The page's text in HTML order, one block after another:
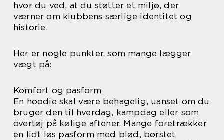
hvor du ved, at du støtter et miljø, der
værner om klubbens særlige identitet og
historie.
Her er nogle punkter, som mange lægger
vægt på:
Komfort og pasform
En hoodie skal være behagelig, uanset om du
bruger den til hverdag, kampdag eller som
overtøj på kølige aftener. Mange foretrækker
en lidt løs pasform med blød, børstet